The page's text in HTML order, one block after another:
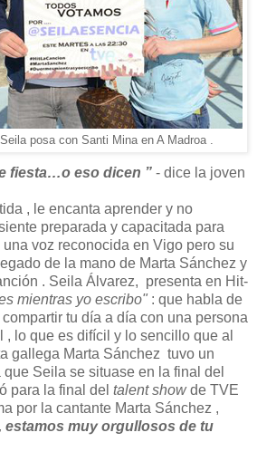
Seila posa con Santi Mina en A Madroa .
fiesta…o eso dicen ” - dice la joven
, le encanta aprender y no
preparada y capacitada para
voz reconocida en Vigo pero su
de la mano de Marta Sánchez y
. Seila Álvarez, presenta en Hit-
mientras yo escribo" : que habla de
tu día a día con una persona
, lo que es difícil y lo sencillo que al
gallega Marta Sánchez tuvo un
Seila se situase en la final del
para la final del talent showde TVE
por la cantante Marta Sánchez ,
estamos muy orgullosos de tu